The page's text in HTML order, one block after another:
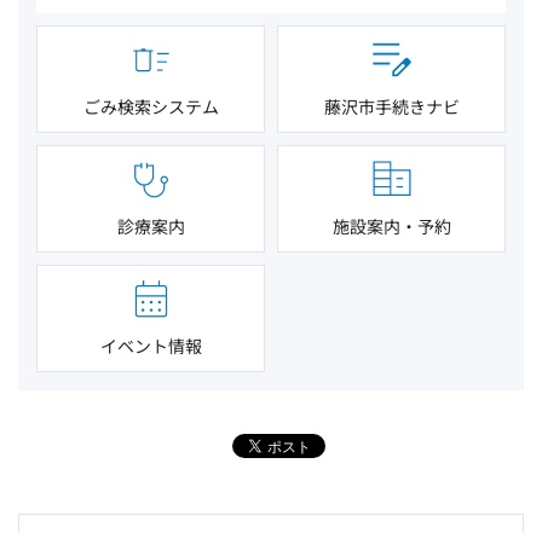
ごみ検索システム 藤沢市手続きナビ
診療案内 施設案内・予約
イベント情報